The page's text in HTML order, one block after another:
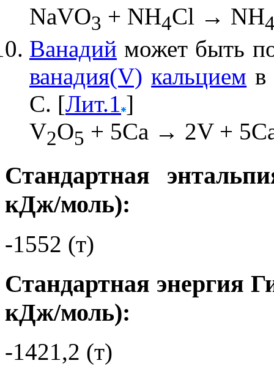
NaVO3 + NH4Cl → NH
Ванадий может быть
ванадия(V) кальцием в
С. [Лит.1 ]
V2O5 + 5Ca → 2V +
Стандартная
кДж/моль):
-1552 (т)
Стандартная энергия
кДж/моль):
-1421,2 (т)